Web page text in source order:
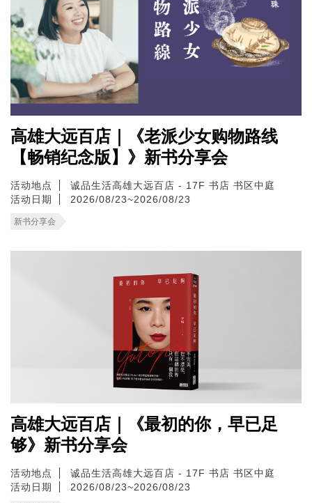
高雄大远百店｜《老派少女购物路线
【畅销纪念版】》新书分享会
活动地点
诚品生活高雄大远百店 - 17F 书店 书区中庭
活动日期
2026/08/23~2026/08/23
新书分享会
高雄大远百店｜《最初的你，早已足
够》新书分享会
活动地点
诚品生活高雄大远百店 - 17F 书店 书区中庭
活动日期
2026/08/23~2026/08/23